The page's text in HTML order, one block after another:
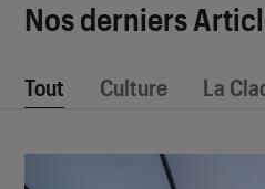
Nos derniers
Tout Culture La